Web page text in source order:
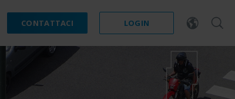
CONTATTACI LOGIN